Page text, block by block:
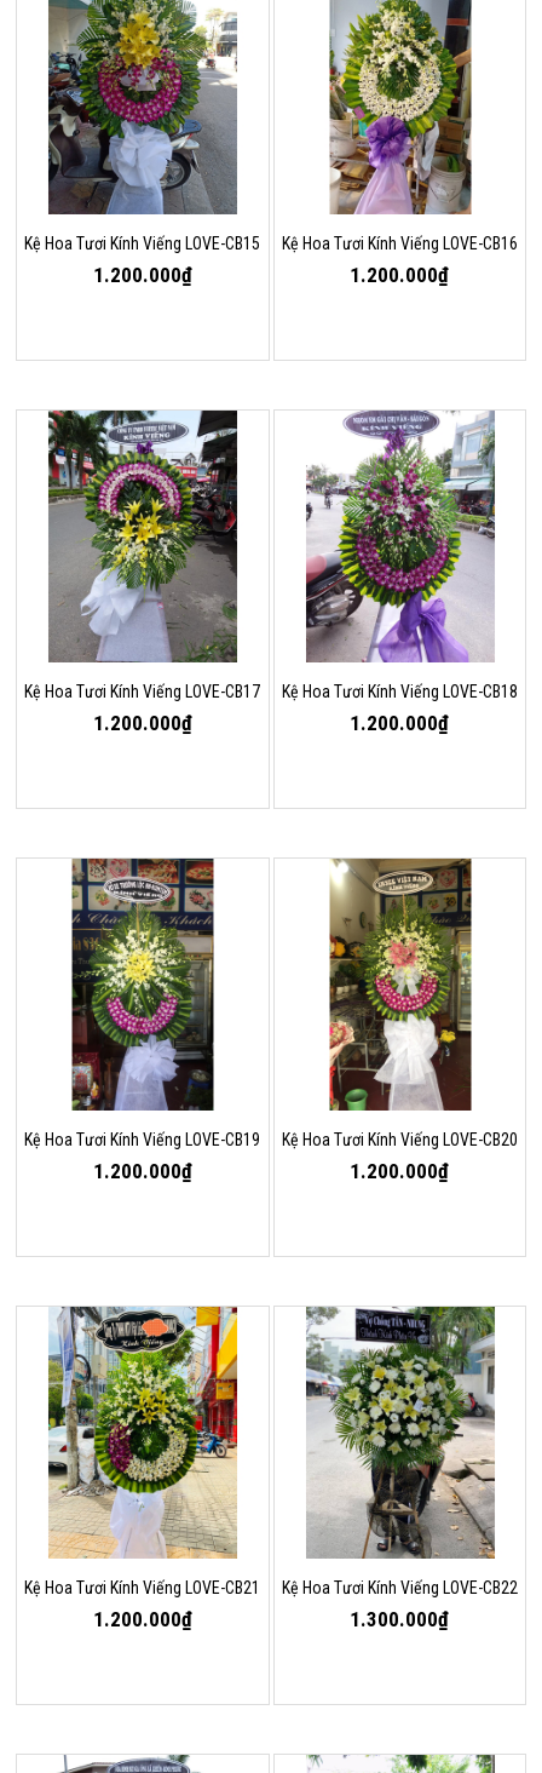
Kệ Hoa Tươi Kính Viếng LOVE-CB15
1.200.000₫
Kệ Hoa Tươi Kính Viếng LOVE-CB16
1.200.000₫
Kệ Hoa Tươi Kính Viếng LOVE-CB17
1.200.000₫
Kệ Hoa Tươi Kính Viếng LOVE-CB18
1.200.000₫
Kệ Hoa Tươi Kính Viếng LOVE-CB19
1.200.000₫
Kệ Hoa Tươi Kính Viếng LOVE-CB20
1.200.000₫
Kệ Hoa Tươi Kính Viếng LOVE-CB21
1.200.000₫
Kệ Hoa Tươi Kính Viếng LOVE-CB22
1.300.000₫